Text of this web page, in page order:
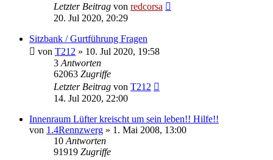
Letzter Beitrag von redcorsa
20. Jul 2020, 20:29
Sitzbank / Gurtführung Fragen
von T212 » 10. Jul 2020, 19:58
3 Antworten
62063 Zugriffe
Letzter Beitrag von T212
14. Jul 2020, 22:00
Innenraum Lüfter kreischt um sein leben!! Hilfe!!
von 1.4Rennzwerg » 1. Mai 2008, 13:00
10 Antworten
91919 Zugriffe